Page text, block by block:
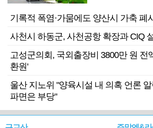
기록적 폭염·가뭄에도 양산시 가축 폐
사천시 하동군, 사천공항 확장과 CIQ
고성군의회, 국외출장비 3800만 원 전
환원'
울산 지노위 "양육시설 내 의혹 언론
파면은 부당"